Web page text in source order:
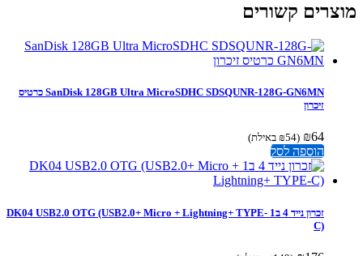
קשורים
SanDisk 128GB Ultra MicroSDHC SDSQUNR-128G-GN6MN כרטיס
(
₪54 באילת)
הוספה לסל
זכרון נייד 4 ב1 DK04 USB2.0 OTG (USB2.0+ Micro + Lightning+ TYPE-